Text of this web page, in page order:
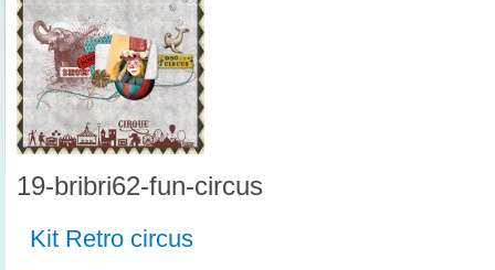
19-bribri62-fun-circus
Kit Retro circus